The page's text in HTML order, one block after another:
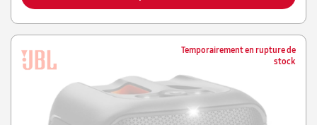
Temporairement en rupture de
stock